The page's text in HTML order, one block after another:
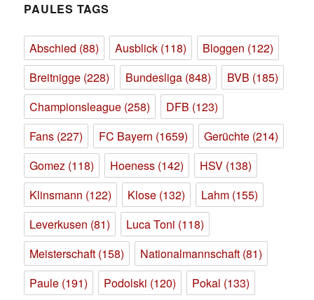
PAULES TAGS
Abschied (88) Ausblick (118) Bloggen (122)
Breitnigge (228) Bundesliga (848) BVB (185)
Championsleague (258) DFB (123)
Fans (227) FC Bayern (1659) Gerüchte (214)
Gomez (118) Hoeness (142) HSV (138)
Klinsmann (122) Klose (132) Lahm (155)
Leverkusen (81) Luca Toni (118)
Meisterschaft (158) Nationalmannschaft (81)
Paule (191) Podolski (120) Pokal (133)